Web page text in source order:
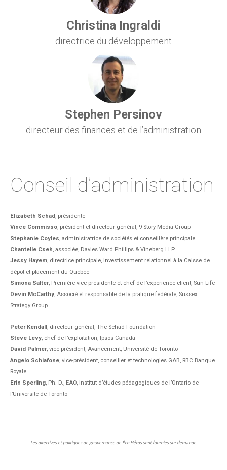
Christina Ingraldi
directrice du développement
Stephen Persinov
directeur des finances et de l’administration
Conseil d’administration
Elizabeth Schad, présidente
Vince Commisso, président et directeur général, 9 Story Media Group
Stephanie Coyles, administratrice de sociétés et conseillère principale
Chantelle Cseh, associée, Davies Ward Phillips & Vineberg LLP
Jessy Hayem, directrice principale, Investissement relationnel à la Caisse de
dépôt et placement du Québec
Simona Salter, Première vice-présidente et chef de l’expérience client, Sun Life
Devin McCarthy, Associé et responsable de la pratique fédérale, Sussex
Strategy Group
Peter Kendall, directeur général, The Schad Foundation
Steve Levy, chef de l’exploitation, Ipsos Canada
David Palmer, vice-président, Avancement, Université de Toronto
Angelo Schiafone, vice-président, conseiller et technologies GAB, RBC Banque
Royale
Erin Sperling, Ph. D., EAO, Institut d’études pédagogiques de l’Ontario de
l’Université de Toronto
Les directives et politiques de gouvernance de Éco Héros sont fournies sur demande.